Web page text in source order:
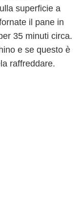
superficie a
il pane in
35 minuti circa.
e se questo è
raffreddare.